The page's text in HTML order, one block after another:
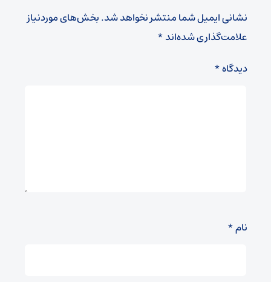
نشانی ایمیل شما منتشر نخواهد شد.بخش‌های موردنیاز
علامت‌گذاری شده‌اند*
دیدگاه*
نام*